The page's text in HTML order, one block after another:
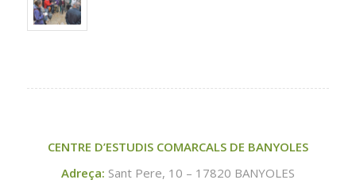
CENTRE D’ESTUDIS COMARCALS DE BANYOLES
Adreça: Sant Pere, 10 – 17820 BANYOLES